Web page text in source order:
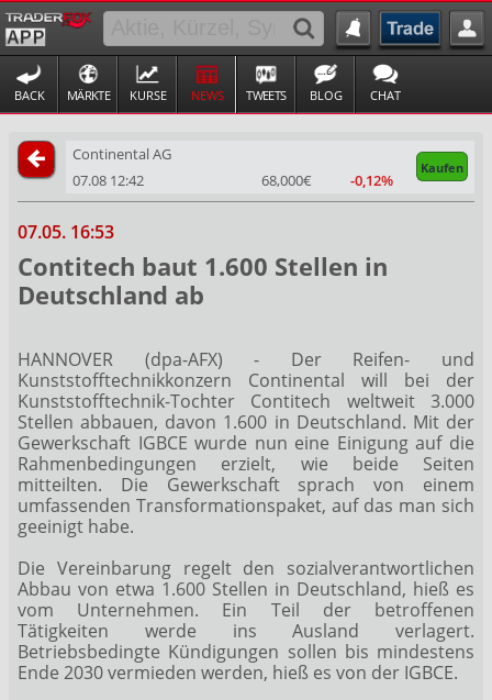
BACK MÄRKTE KURSE NEWS TWEETS BLOG CHAT
Continental AG
Kaufen
07.08 12:42 68,000€ -0,12%
07.05. 16:53
Contitech baut 1.600 Stellen in
Deutschland ab
HANNOVER (dpa-AFX) - Der Reifen- und
Kunststofftechnikkonzern Continental will bei der
Kunststofftechnik-Tochter Contitech weltweit 3.000
Stellen abbauen, davon 1.600 in Deutschland. Mit der
Gewerkschaft IGBCE wurde nun eine Einigung auf die
Rahmenbedingungen erzielt, wie beide Seiten
mitteilten. Die Gewerkschaft sprach von einem
umfassenden Transformationspaket, auf das man sich
geeinigt habe.
Die Vereinbarung regelt den sozialverantwortlichen
Abbau von etwa 1.600 Stellen in Deutschland, hieß es
vom Unternehmen. Ein Teil der betroffenen
Tätigkeiten werde ins Ausland verlagert.
Betriebsbedingte Kündigungen sollen bis mindestens
Ende 2030 vermieden werden, hieß es von der IGBCE.